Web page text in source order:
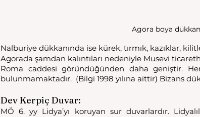
Agora boya
Nalburiye dükkanında ise kürek, tırmık, kazıklar,
Agorada şamdan kalıntıları nedeniyle Musevi
Roma caddesi göründüğünden daha geniştir.
bulunmamaktadır.  (Bilgi 1998 yılına aittir) Bizans
Dev Kerpiç Duvar:
MÖ 6. yy Lidya’yı koruyan sur duvarlardır.